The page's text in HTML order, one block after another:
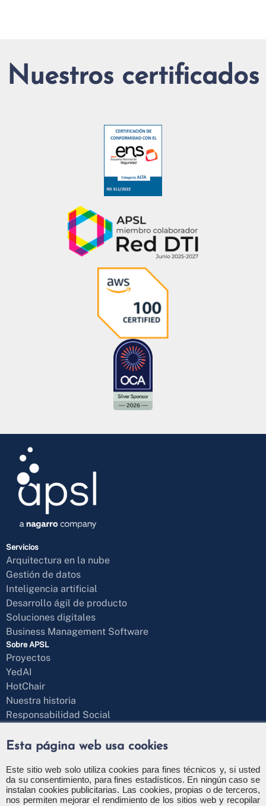
Nuestros certificados
Servicios
Arquitectura en la nube
Gestión de datos
Inteligencia artificial
Desarrollo ágil de producto
Soluciones digitales
Business Management Software
Sobre APSL
Proyectos
YedAI
HotChair
Nuestra historia
Responsabilidad Social
¿Hablamos?
Formulario de contacto
+34 971 43 97 71
info@apsl.net
Esta página web usa cookies
Este sitio web solo utiliza cookies para fines técnicos y, si usted
da su consentimiento, para fines estadísticos. En ningún caso se
instalan cookies publicitarias. Las cookies, propias o de terceros,
nos permiten mejorar el rendimiento de los sitios web y recopilar